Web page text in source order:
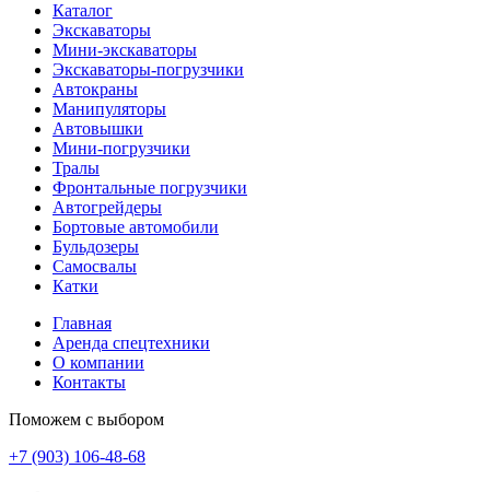
Каталог
Экскаваторы
Мини-экскаваторы
Экскаваторы-погрузчики
Автокраны
Манипуляторы
Автовышки
Мини-погрузчики
Тралы
Фронтальные погрузчики
Автогрейдеры
Бортовые автомобили
Бульдозеры
Самосвалы
Катки
Главная
Аренда спецтехники
О компании
Контакты
Поможем с выбором
+7 (903) 106-48-68